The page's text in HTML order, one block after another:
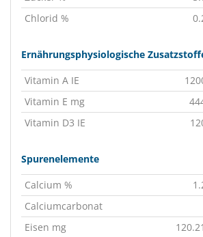
Chlorid %
Ernährungsphysiologische
Vitamin A IE
Vitamin E mg
Vitamin D3 IE
Spurenelemente
Calcium %
Calciumcarbonat
Eisen mg